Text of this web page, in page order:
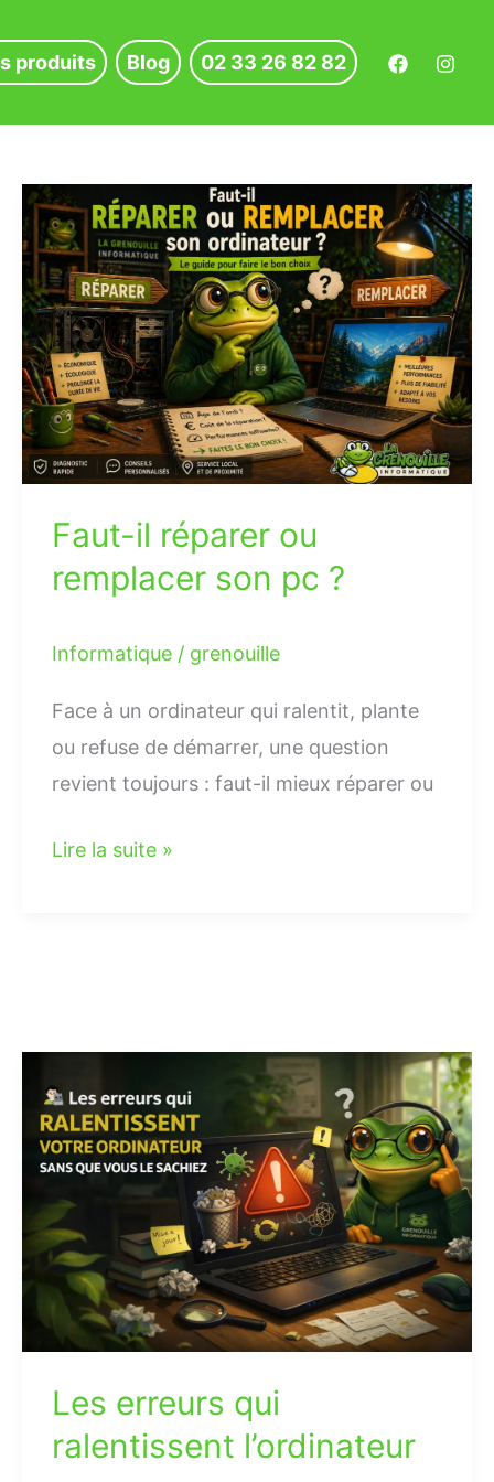
produits Blog 02 33 26 82 82
Informatique
Faut-il réparer ou
remplacer son pc ?
Informatique/ grenouille
Face à un ordinateur qui ralentit, plante
ou refuse de démarrer, une question
revient toujours : faut-il mieux réparer ou
Faut-
il
réparer
ou
remplacer
son
pc
?
Lire la suite »
Les erreurs qui
ralentissent l’ordinateur
erreurs
qui
ralentissent
l’ordinateur